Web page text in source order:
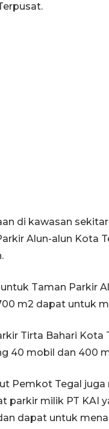
di kawasan
Alun-alun Kota
Taman Parkir
m2 dapat untuk
Tirta Bahari Kota
40 mobil dan 400
Pemkot Tegal
parkir milik PT KAI
dapat untuk